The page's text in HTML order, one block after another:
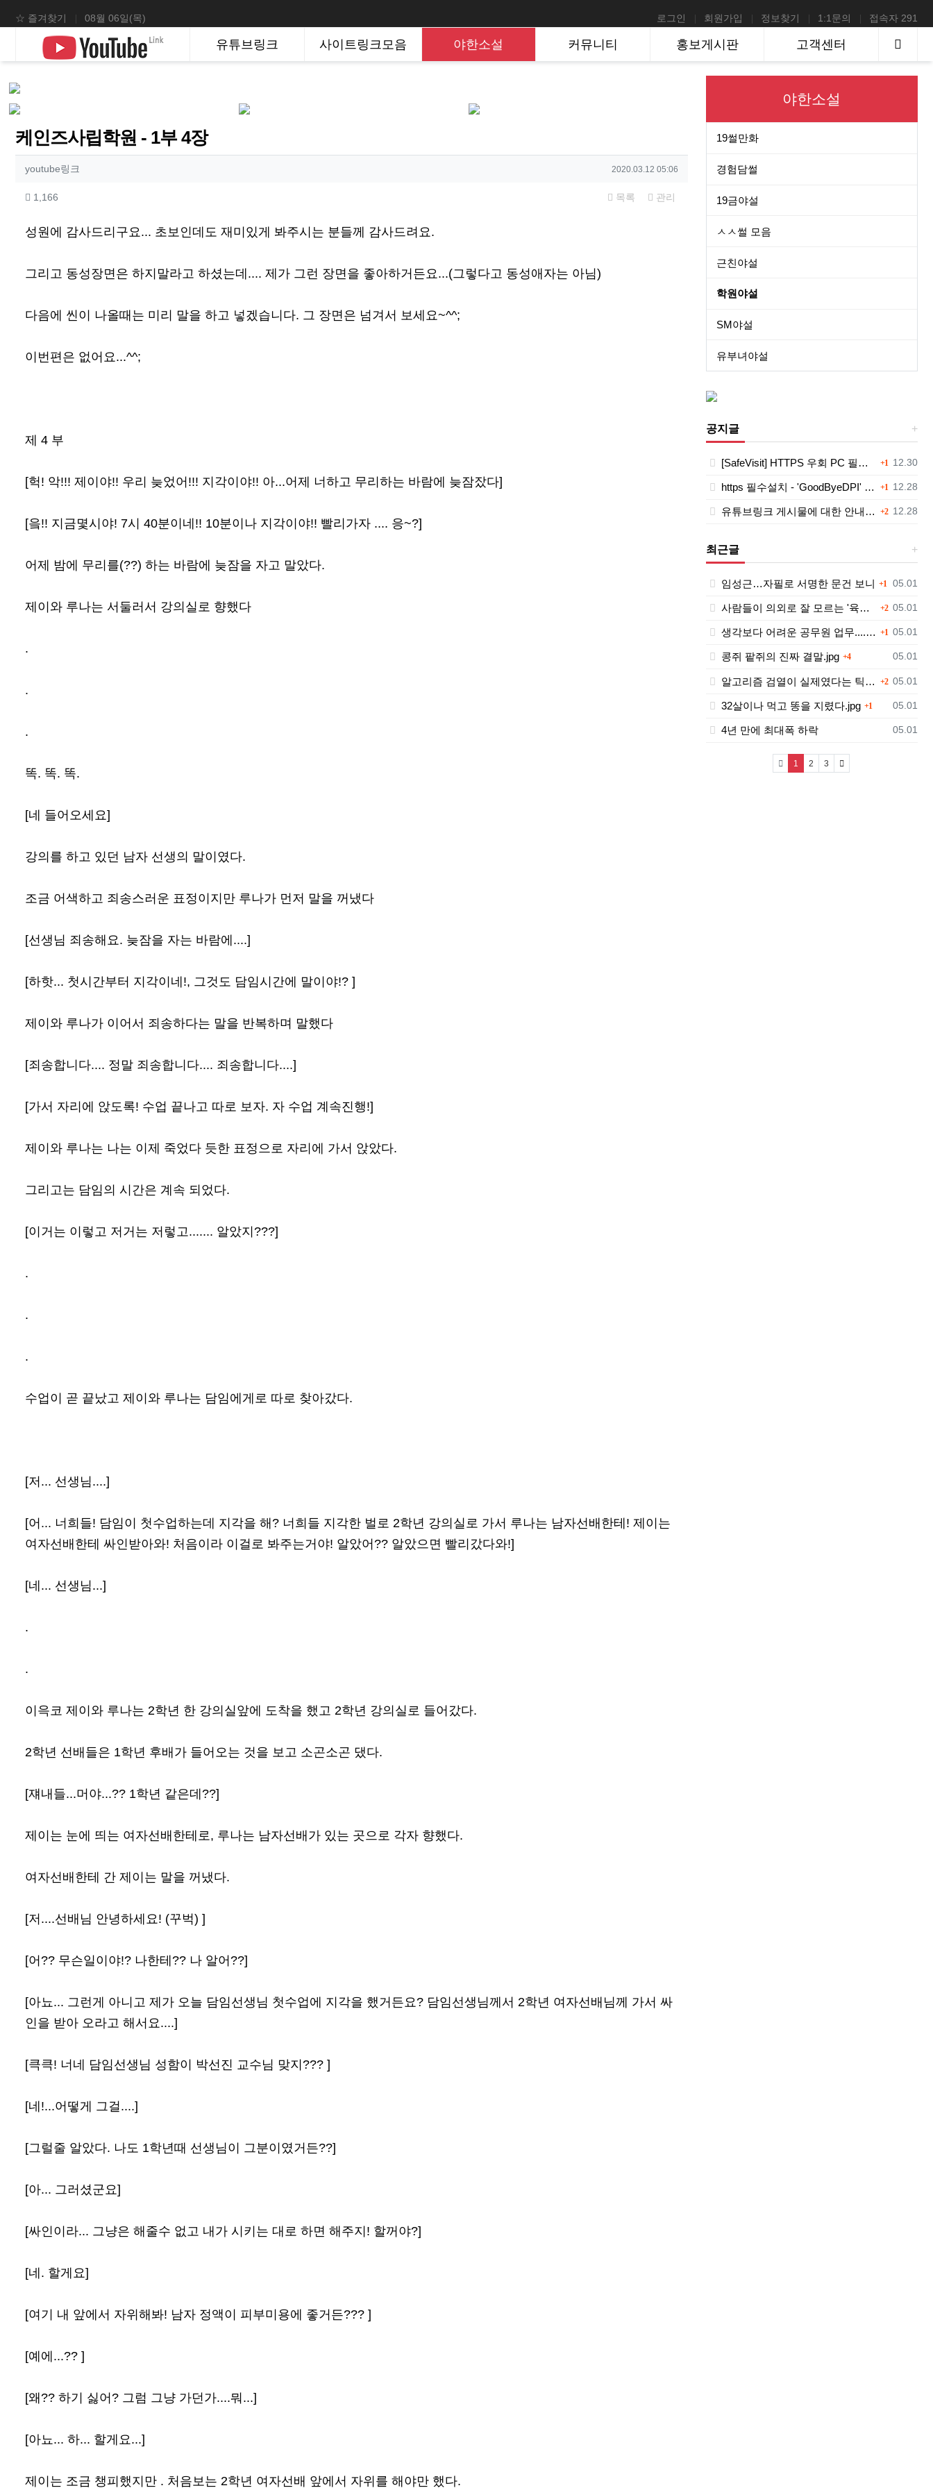
상단 네비
☆ 즐겨찾기 08월 06일(목) 로그인 회원가입 정보찾기 1:1문의 접속자 291
메인 메뉴 유튜브링크 사이트링크모음 야한소설 커뮤니티 홍보게시판 고객센터
케인즈사립학원 - 1부 4장
작성자 정보
youtube링크 작성일
2020.03.12 05:06
컨텐츠 정보
1,166 목록 관리
본문
성원에 감사드리구요... 초보인데도 재미있게 봐주시는 분들께 감사드려요.
그리고 동성장면은 하지말라고 하셨는데.... 제가 그런 장면을 좋아하거든요...(그렇다고 동성애자는 아님)
다음에 씬이 나올때는 미리 말을 하고 넣겠습니다. 그 장면은 넘겨서 보세요~^^;
이번편은 없어요...^^;
제 4 부
[헉! 악!!! 제이야!! 우리 늦었어!!! 지각이야!! 아...어제 너하고 무리하는 바람에 늦잠잤다]
[읔!! 지금몇시야! 7시 40분이네!! 10분이나 지각이야!! 빨리가자 .... 응~?]
어제 밤에 무리를(??) 하는 바람에 늦잠을 자고 말았다.
제이와 루나는 서둘러서 강의실로 향했다
.
.
.
똑. 똑. 똑.
[네 들어오세요]
강의를 하고 있던 남자 선생의 말이였다.
조금 어색하고 죄송스러운 표정이지만 루나가 먼저 말을 꺼냈다
[선생님 죄송해요. 늦잠을 자는 바람에....]
[하핫... 첫시간부터 지각이네!, 그것도 담임시간에 말이야!? ]
제이와 루나가 이어서 죄송하다는 말을 반복하며 말했다
[죄송합니다.... 정말 죄송합니다.... 죄송합니다....]
[가서 자리에 앉도록! 수업 끝나고 따로 보자. 자 수업 계속진행!]
제이와 루나는 나는 이제 죽었다 듯한 표정으로 자리에 가서 앉았다.
그리고는 담임의 시간은 계속 되었다.
[이거는 이렇고 저거는 저렇고....... 알았지???]
.
.
.
수업이 곧 끝났고 제이와 루나는 담임에게로 따로 찾아갔다.
[저... 선생님....]
[어... 너희들! 담임이 첫수업하는데 지각을 해? 너희들 지각한 벌로 2학년 강의실로 가서 루나는 남자선배한테! 제이는
여자선배한테 싸인받아와! 처음이라 이걸로 봐주는거야! 알았어?? 알았으면 빨리갔다와!]
[네... 선생님...]
.
.
이윽코 제이와 루나는 2학년 한 강의실앞에 도착을 했고 2학년 강의실로 들어갔다.
2학년 선배들은 1학년 후배가 들어오는 것을 보고 소곤소곤 댔다.
[쟤내들...머야...?? 1학년 같은데??]
제이는 눈에 띄는 여자선배한테로, 루나는 남자선배가 있는 곳으로 각자 향했다.
여자선배한테 간 제이는 말을 꺼냈다.
[저....선배님 안녕하세요! (꾸벅) ]
[어?? 무슨일이야!? 나한테?? 나 알어??]
[아뇨... 그런게 아니고 제가 오늘 담임선생님 첫수업에 지각을 했거든요? 담임선생님께서 2학년 여자선배님께 가서 싸
인을 받아 오라고 해서요....]
[큭큭! 너네 담임선생님 성함이 박선진 교수님 맞지??? ]
[네!...어떻게 그걸....]
[그럴줄 알았다. 나도 1학년때 선생님이 그분이였거든??]
[아... 그러셨군요]
[싸인이라... 그냥은 해줄수 없고 내가 시키는 대로 하면 해주지! 할꺼야?]
[네. 할게요]
[여기 내 앞에서 자위해봐! 남자 정액이 피부미용에 좋거든??? ]
[예에...?? ]
[왜?? 하기 싫어? 그럼 그냥 가던가....뭐...]
[아뇨... 하... 할게요...]
제이는 조금 챙피했지만 . 처음보는 2학년 여자선배 앞에서 자위를 해야만 했다.
야한소설
19썰만화
경험담썰
19금야설
ㅅㅅ썰 모음
근친야설
학원야설
SM야설
유부녀야설
공지글
등록일
12.30
[SafeVisit] HTTPS 우회 PC 필수설치!, 모바일 최강속도 1 댓글
등록일
12.28
https 필수설치 - 'GoodByeDPI' 프로그램 다운로드<< 1 댓글
등록일
12.28
유튜브링크 게시물에 대한 안내와 삭제 요청 공지 2댓글
최근글
등록일
05.01
임성근…자필로 서명한 문건 보니 1 댓글
등록일
05.01
사람들이 의외로 잘 모르는 '육개장'의 뜻.jpg 2댓글
등록일
05.01
생각보다 어려운 공무원 업무....jpg 1 댓글
등록일
05.01
콩쥐 팥쥐의 진짜 결말.jpg 4댓글
등록일
05.01
알고리즘 검열이 실제였다는 틱톡.jpg 2댓글
등록일
05.01
32살이나 먹고 똥을 지렸다.jpg 1
등록일
05.01
4년 만에 최대폭 하락
1 (current)
2 3